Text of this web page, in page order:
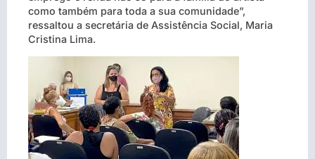
como também para toda a sua comunidade”,
ressaltou a secretária de Assistência Social, Maria
Cristina Lima.